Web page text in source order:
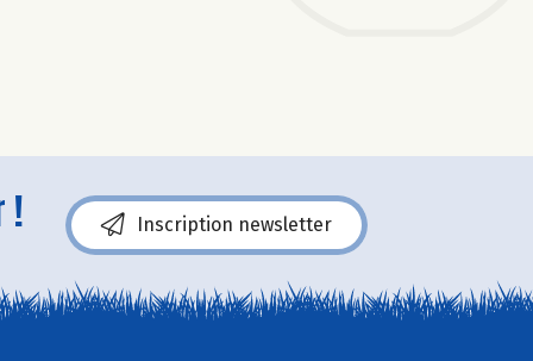
! Inscription newsletter